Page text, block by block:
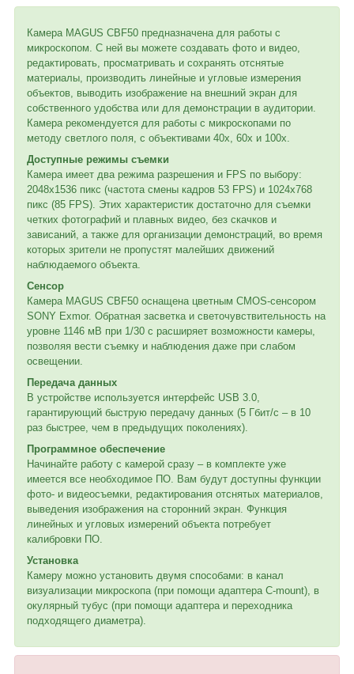
Камера MAGUS CBF50 предназначена для работы с
микроскопом. С ней вы можете создавать фото и видео,
редактировать, просматривать и сохранять отснятые
материалы, производить линейные и угловые измерения
объектов, выводить изображение на внешний экран для
собственного удобства или для демонстрации в аудитории.
Камера рекомендуется для работы с микроскопами по
методу светлого поля, с объективами 40х, 60х и 100х.
Доступные режимы съемки
Камера имеет два режима разрешения и FPS по выбору:
2048x1536 пикс (частота смены кадров 53 FPS) и 1024x768
пикс (85 FPS). Этих характеристик достаточно для съемки
четких фотографий и плавных видео, без скачков и
зависаний, а также для организации демонстраций, во время
которых зрители не пропустят малейших движений
наблюдаемого объекта.
Сенсор
Камера MAGUS CBF50 оснащена цветным CMOS-сенсором
SONY Exmor. Обратная засветка и светочувствительность на
уровне 1146 мВ при 1/30 с расширяет возможности камеры,
позволяя вести съемку и наблюдения даже при слабом
освещении.
Передача данных
В устройстве используется интерфейс USB 3.0,
гарантирующий быструю передачу данных (5 Гбит/с – в 10
раз быстрее, чем в предыдущих поколениях).
Программное обеспечение
Начинайте работу с камерой сразу – в комплекте уже
имеется все необходимое ПО. Вам будут доступны функции
фото- и видеосъемки, редактирования отснятых материалов,
выведения изображения на сторонний экран. Функция
линейных и угловых измерений объекта потребует
калибровки ПО.
Установка
Камеру можно установить двумя способами: в канал
визуализации микроскопа (при помощи адаптера C-mount), в
окулярный тубус (при помощи адаптера и переходника
подходящего диаметра).